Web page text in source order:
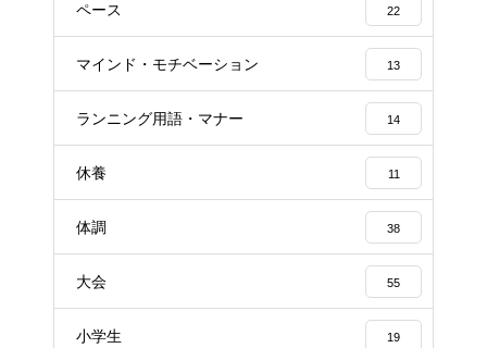
ペース 22
マインド・モチベーション 13
ランニング用語・マナー 14
休養 11
体調 38
大会 55
小学生 19